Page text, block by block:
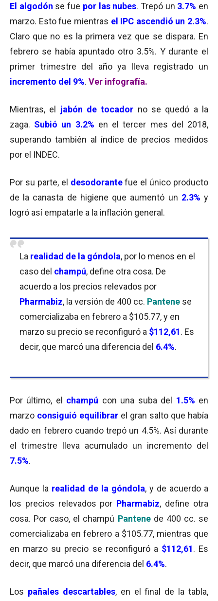
El algodón se fue por las nubes. Trepó un 3.7% en
marzo. Esto fue mientras el IPC ascendió un 2.3%.
Claro que no es la primera vez que se dispara. En
febrero se había apuntado otro 3.5%. Y durante el
primer trimestre del año ya lleva registrado un
incremento del 9%. Ver infografía.
Mientras, el jabón de tocador no se quedó a la
zaga. Subió un 3.2% en el tercer mes del 2018,
superando también al índice de precios medidos
por el INDEC.
Por su parte, el desodorante fue el único producto
de la canasta de higiene que aumentó un 2.3% y
logró así empatarle a la inflación general.
La realidad de la góndola, por lo menos en el
caso del champú, define otra cosa. De
acuerdo a los precios relevados por
Pharmabiz, la versión de 400 cc. Pantene se
comercializaba en febrero a $105.77, y en
marzo su precio se reconfiguró a $112,61. Es
decir, que marcó una diferencia del 6.4%.
Por último, el champú con una suba del 1.5% en
marzo consiguió equilibrar el gran salto que había
dado en febrero cuando trepó un 4.5%. Así durante
el trimestre lleva acumulado un incremento del
7.5%.
Aunque la realidad de la góndola, y de acuerdo a
los precios relevados por Pharmabiz, define otra
cosa. Por caso, el champú Pantene de 400 cc. se
comercializaba en febrero a $105.77, mientras que
en marzo su precio se reconfiguró a $112,61. Es
decir, que marcó una diferencia del 6.4%.
Los pañales descartables, en el final de la tabla,